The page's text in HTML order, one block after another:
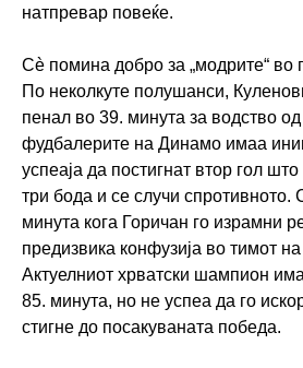
натпревар повеќе.
Сè помина добро за „модрите“ во
По неколкуте полушанси,
пенал во 39. минута за водство
фудбалерите на Динамо имаа
успеаја да постигнат втор гол
три бода и се случи спротивното.
минута кога Горичан го израмни
предизвика конфузија во тимот
Актуелниот хрватски шампион
85. минута, но не успеа да го
стигне до посакуваната победа.